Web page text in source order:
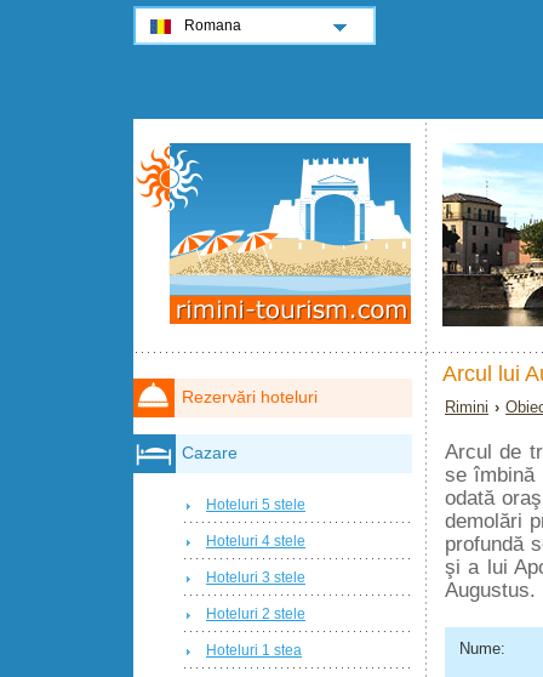
Arcul lui
Rimini ›
Arcul de
se îmbină
odată
demolări
profundă
şi a lui
Augustus.
Nume:
Rezervări hoteluri
Cazare
Hoteluri 5 stele
Hoteluri 4 stele
Hoteluri 3 stele
Hoteluri 2 stele
Hoteluri 1 stea
Romana